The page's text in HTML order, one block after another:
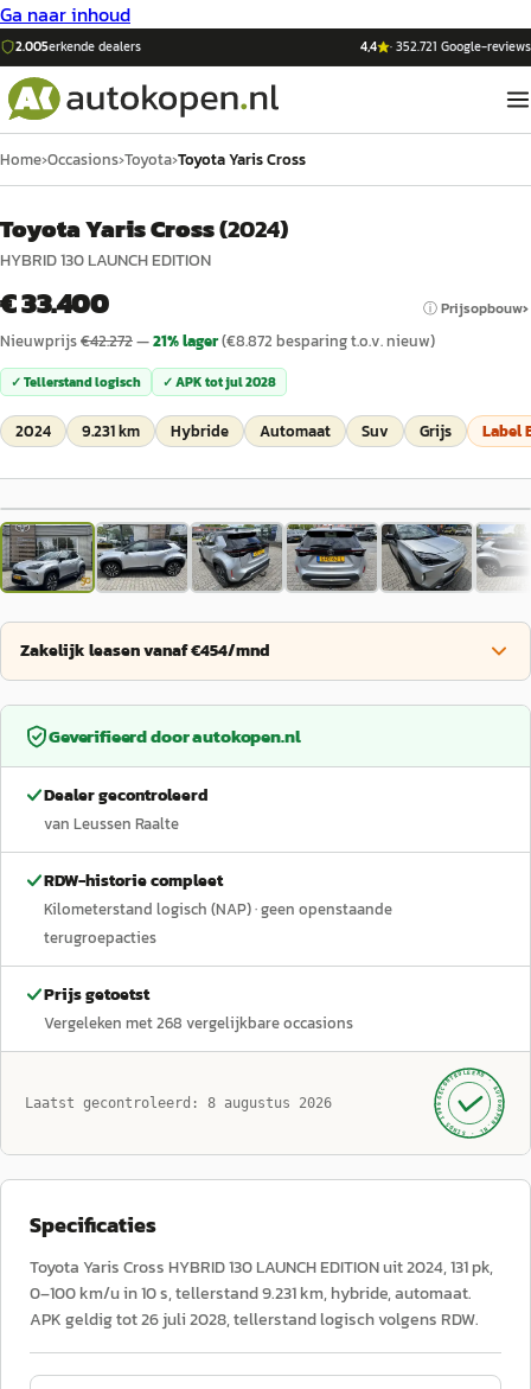
Ga naar inhoud
2.005erkende dealers 4,4 ·352.721 Google-reviews
Home›Occasions›Toyota›Toyota Yaris Cross
Toyota Yaris Cross(2024)
HYBRID 130 LAUNCH EDITION
€ 33.400 ⓘ Prijsopbouw
Nieuwprijs€42.272—21% lager(€8.872 besparing t.o.v. nieuw)
✓ Tellerstand logisch ✓ APK totjul 2028
2024 9.231 km Hybride Automaat Suv Grijs Label
1/77
Zakelijk leasen vanaf €454/mnd
Geverifieerd doorautokopen.nl
Dealer gecontroleerd
van Leussen Raalte
RDW-historie compleet
Kilometerstand logisch (NAP)· geen openstaande
terugroepacties
Prijs getoetst
Vergeleken met268 vergelijkbare occasions
Laatst gecontroleerd: 8 augustus 2026 GECONTROLEERD ·
AUTOKOPEN.NL
· SINDS 1999 ·
Specificaties
Toyota Yaris Cross HYBRID 130 LAUNCH EDITION uit 2024, 131 pk,
0–100 km/u in 10 s, tellerstand 9.231 km, hybride, automaat.
APK geldig tot 26 juli 2028, tellerstand logisch volgens RDW.